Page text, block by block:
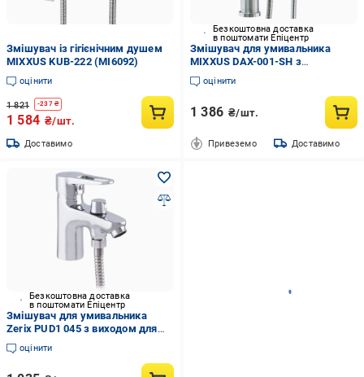
Змішувач із гігієнічним душем
MIXXUS KUB-222 (MI6092)
оцінити
1 821 -237₴
1 584 ₴/шт.
Доставимо
Безкоштовна доставка
в поштомати Епіцентр
Змішувач для умивальника
MIXXUS DAX-001-SH з
гігієнічним душем Хром (OL-
MI6072)
оцінити
1 386 ₴/шт.
Привеземо Доставимо
Безкоштовна доставка
в поштомати Епіцентр
Змішувач для умивальника
Zerix PUD1 045 з виходом для
гігієнічної лійки (ZX2870)
оцінити